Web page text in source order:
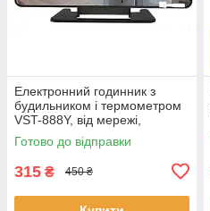
Електронний годинник з
будильником і термометром
VST-888Y, від мережі,
Зелений / Дзеркальний
годинник із зеленим LED
Готово до відправки
315 ₴ 450 ₴